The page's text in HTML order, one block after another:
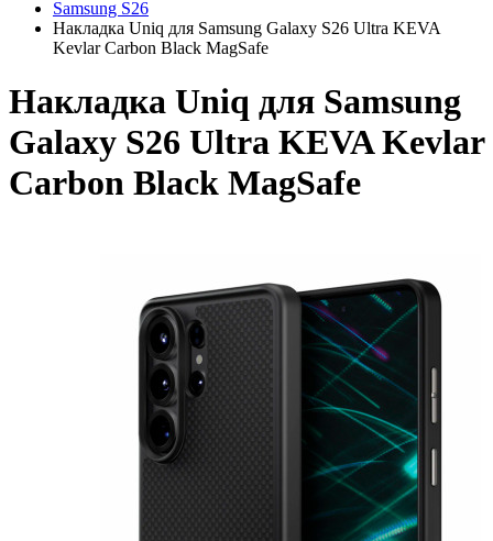
Samsung S26
Накладка Uniq для Samsung Galaxy S26 Ultra KEVA
Kevlar Carbon Black MagSafe
Накладка Uniq для Samsung
Galaxy S26 Ultra KEVA Kevlar
Carbon Black MagSafe